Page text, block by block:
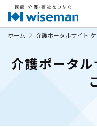
ホーム 介護ポータルサイト
介護ポータ